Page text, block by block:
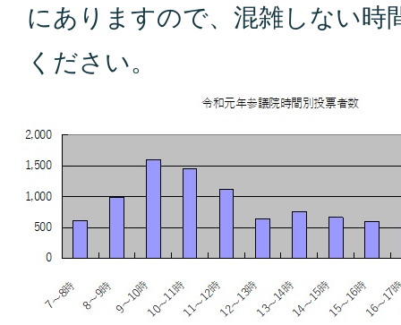
にありますので、混雑しない時
ください。